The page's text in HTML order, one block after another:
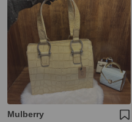
Mulberry